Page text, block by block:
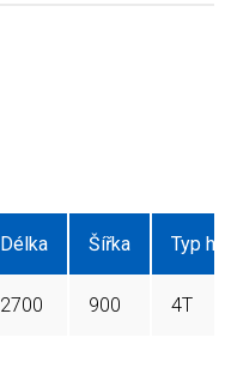
Délka Šířka Typ
2700 900 4T